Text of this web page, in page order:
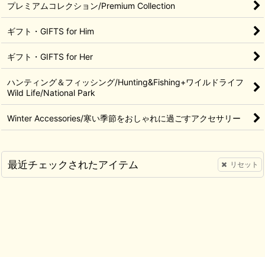
プレミアムコレクション/Premium Collection
ギフト・GIFTS for Him
ギフト・GIFTS for Her
ハンティング＆フィッシング/Hunting&Fishing+ワイルドライフ
Wild Life/National Park
Winter Accessories/寒い季節をおしゃれに過ごすアクセサリー
最近チェックされたアイテム リセット